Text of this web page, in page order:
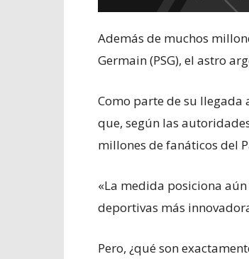
Además de muchos
Germain (PSG), el astro
Como parte de su llegada
que, según las
millones de fanáticos del
«La medida posiciona
deportivas más
Pero, ¿qué son